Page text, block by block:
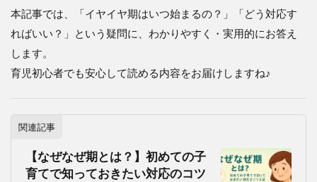
本記事では、「イヤイヤ期はいつ始まるの？」「どう対応す
ればいい？」という疑問に、わかりやすく・実用的にお答え
します。
育児初心者でも安心して読める内容をお届けしますね♪
関連記事
【なぜなぜ期とは？】初めての子
育てで知っておきたい対応のコツ